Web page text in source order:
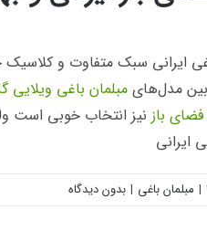
ایرانی سبک متفاوت و
مدل‌هایمبلمان باغی ویلایی
باز نیز انتخاب خوبی است
ایرانی
| مبلمان باغی | بدون دیدگاه